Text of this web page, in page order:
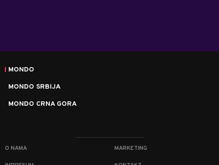
MONDO
MONDO SRBIJA
MONDO CRNA GORA
O NAMA MARKETING